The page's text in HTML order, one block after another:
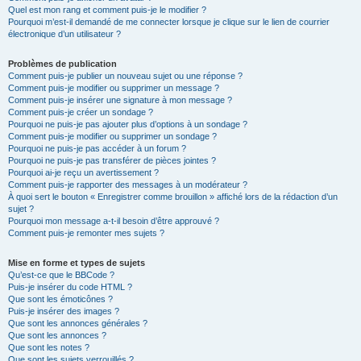
Quel est mon rang et comment puis-je le modifier ?
Pourquoi m’est-il demandé de me connecter lorsque je clique sur le lien de courrier
électronique d’un utilisateur ?
Problèmes de publication
Comment puis-je publier un nouveau sujet ou une réponse ?
Comment puis-je modifier ou supprimer un message ?
Comment puis-je insérer une signature à mon message ?
Comment puis-je créer un sondage ?
Pourquoi ne puis-je pas ajouter plus d’options à un sondage ?
Comment puis-je modifier ou supprimer un sondage ?
Pourquoi ne puis-je pas accéder à un forum ?
Pourquoi ne puis-je pas transférer de pièces jointes ?
Pourquoi ai-je reçu un avertissement ?
Comment puis-je rapporter des messages à un modérateur ?
À quoi sert le bouton « Enregistrer comme brouillon » affiché lors de la rédaction d’un
sujet ?
Pourquoi mon message a-t-il besoin d’être approuvé ?
Comment puis-je remonter mes sujets ?
Mise en forme et types de sujets
Qu’est-ce que le BBCode ?
Puis-je insérer du code HTML ?
Que sont les émoticônes ?
Puis-je insérer des images ?
Que sont les annonces générales ?
Que sont les annonces ?
Que sont les notes ?